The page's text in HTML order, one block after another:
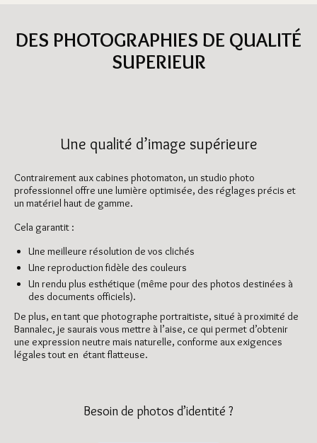
DES PHOTOGRAPHIES DE QUALITÉ
SUPERIEUR
Une qualité d’image supérieure
Contrairement aux cabines photomaton, un studio photo
professionnel offre une lumière optimisée, des réglages précis et
un matériel haut de gamme.
Cela garantit :
Une meilleure résolution de vos clichés
Une reproduction fidèle des couleurs
Un rendu plus esthétique (même pour des photos destinées à
des documents officiels).
De plus, en tant que photographe portraitiste, situé à proximité de
Bannalec, je saurais vous mettre à l’aise, ce qui permet d’obtenir
une expression neutre mais naturelle, conforme aux exigences
légales tout en étant flatteuse.
Besoin de photos d’identité ?